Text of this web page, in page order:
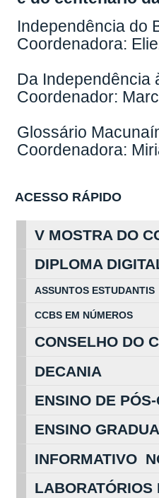
Independência do
Coordenadora:
Da Independência
Coordenador:
Glossário
Coordenadora:
ACESSO RÁPIDO
V MOSTRA DO
DIPLOMA
ASSUNTOS ESTUDANTIS
CCBS EM NÚMEROS
CONSELHO DO
DECANIA
ENSINO DE
ENSINO
INFORMATIVO
LABORATÓRIOS